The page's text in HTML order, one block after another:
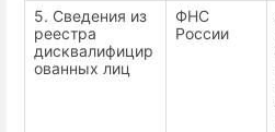
5. Сведения из
реестра
дисквалифицир
ованных лиц
ФНС
России